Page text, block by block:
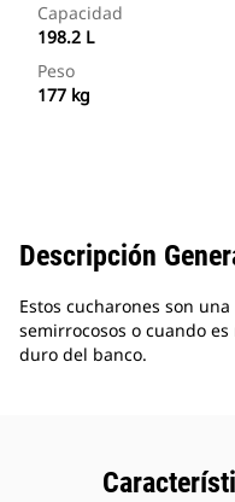
Capacidad
198.2 L
Peso
177 kg
Descripción
Estos cucharones son
semirrocosos o cuando
duro del banco.